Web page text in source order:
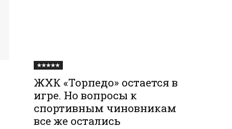
★★★★★
ЖХК «Торпедо» остается в
игре. Но вопросы к
спортивным чиновникам
все же остались